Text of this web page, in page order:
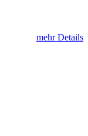
mehr Details